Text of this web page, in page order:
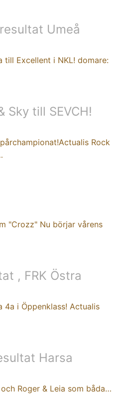
Umeå
till Excellent i NKL! domare:
Sky till SEVCH!
Rock
"Crozz" Nu börjar vårens
, FRK Östra
4a i Öppenklass! Actualis
Harsa
Roger & Leia som båda…